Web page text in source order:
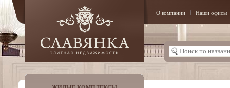
О компании Наши офисы